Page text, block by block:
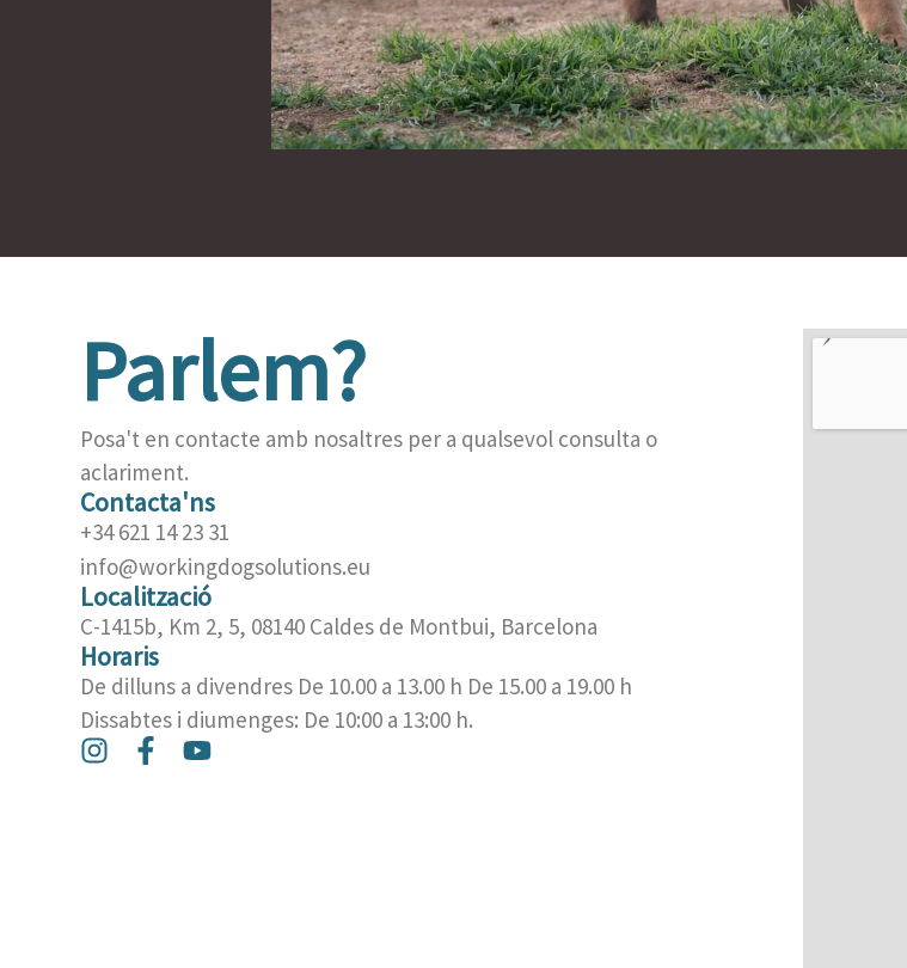
Parlem?
Posa't en contacte amb nosaltres per a qualsevol consulta o
aclariment.
Contacta'ns
+34 621 14 23 31
info@workingdogsolutions.eu
Localització
C-1415b, Km 2, 5, 08140 Caldes de Montbui, Barcelona​
Horaris
De dilluns a divendres De 10.00 a 13.00 h De 15.00 a 19.00 h
Dissabtes i diumenges: De 10:00 a 13:00 h.
I F Y